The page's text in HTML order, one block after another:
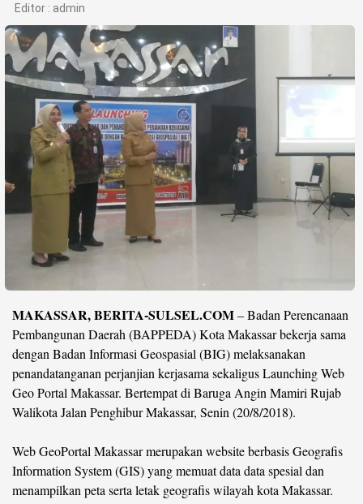
Sport
Life Style
Profil
Opini
Video
Disclaimer
©
2026
sulsel.com
Editor : admin
MAKASSAR, BERITA-SULSEL.COM– Badan Perencanaan
Pembangunan Daerah (BAPPEDA) Kota Makassar bekerja sama
dengan Badan Informasi Geospasial (BIG) melaksanakan
penandatanganan perjanjian kerjasama sekaligus Launching Web
Geo Portal Makassar. Bertempat di Baruga Angin Mamiri Rujab
Walikota Jalan Penghibur Makassar, Senin (20/8/2018).
Web GeoPortal Makassar merupakan website berbasis Geografis
Information System (GIS) yang memuat data data spesial dan
menampilkan peta serta letak geografis wilayah kota Makassar.